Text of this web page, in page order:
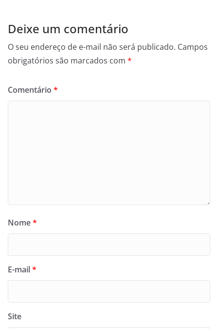
Deixe um comentário
O seu endereço de e-mail não será publicado. Campos
obrigatórios são marcados com *
Comentário *
Nome*
E-mail*
Site